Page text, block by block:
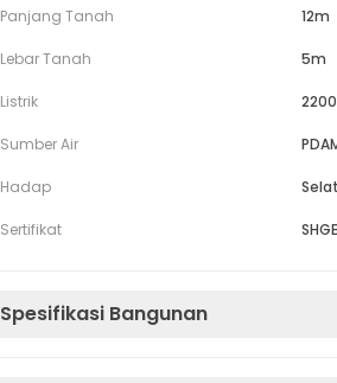
Panjang Tanah 12m
Lebar Tanah 5m
Listrik
Sumber Air
Hadap
Sertifikat
Spesifikasi Bangunan